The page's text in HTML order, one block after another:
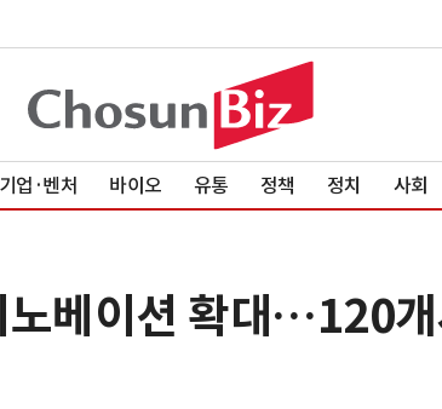
업·벤처 바이오 유통 정책 정치 사회
노베이션 확대…120